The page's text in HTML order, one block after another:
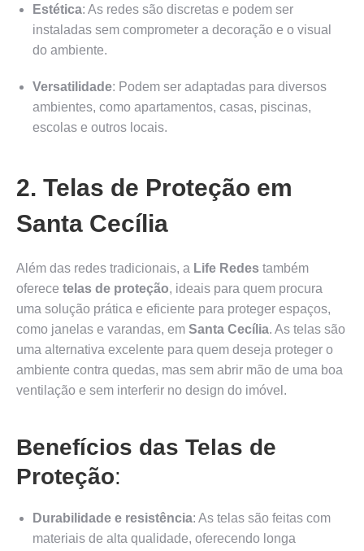
Estética: As redes são discretas e podem ser
instaladas sem comprometer a decoração e o visual
do ambiente.
Versatilidade: Podem ser adaptadas para diversos
ambientes, como apartamentos, casas, piscinas,
escolas e outros locais.
2. Telas de Proteção em
Santa Cecília
Além das redes tradicionais, a Life Redes também
oferece telas de proteção, ideais para quem procura
uma solução prática e eficiente para proteger espaços,
como janelas e varandas, em Santa Cecília. As telas são
uma alternativa excelente para quem deseja proteger o
ambiente contra quedas, mas sem abrir mão de uma boa
ventilação e sem interferir no design do imóvel.
Benefícios das Telas de
Proteção:
Durabilidade e resistência: As telas são feitas com
materiais de alta qualidade, oferecendo longa